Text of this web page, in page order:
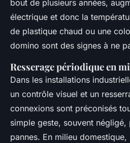
bout de plusieurs années,
électrique et donc la
de plastique chaud ou une
domino sont des signes à ne
Resserage périodique en
Dans les installations
un contrôle visuel et un
connexions sont préconisés
simple geste, souvent
pannes. En milieu